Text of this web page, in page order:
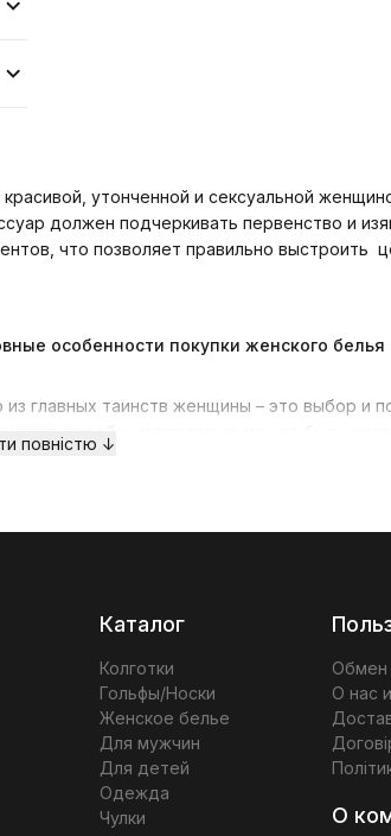
красивой, утонченной и сексуальной
должен подчеркивать первенство и
что позволяет правильно выстроить
особенности покупки женского белья
из главных таинств женщины – это выбор и
в интернет-магазине Колготофф.
и купить женское белье оптом по
обратить внимание при покупке
покупка онлайн была удачной и вызывала
и детали:
повністю ↓
Каталог
Колготки
Гольфы/Носки
Женское белье
Для мужчин
Для детей
Одежда
Чулки
Обмен
О нас
О